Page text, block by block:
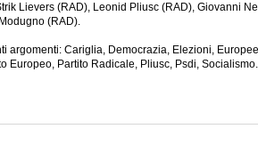
Lievers (RAD), Leonid Pliusc (RAD), Giovanni
(RAD).
argomenti: Cariglia, Democrazia, Elezioni,
Europeo, Partito Radicale, Pliusc, Psdi, Socialismo.